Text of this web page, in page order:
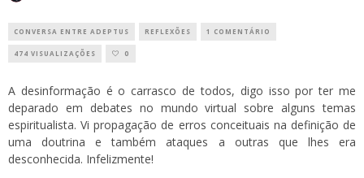
CONVERSA ENTRE ADEPTUS REFLEXÕES 1 COMENTÁRIO
474 VISUALIZAÇÕES 0
A desinformação é o carrasco de todos, digo isso por ter me
deparado em debates no mundo virtual sobre alguns temas
espiritualista. Vi propagação de erros conceituais na definição de
uma doutrina e também ataques a outras que lhes era
desconhecida. Infelizmente!